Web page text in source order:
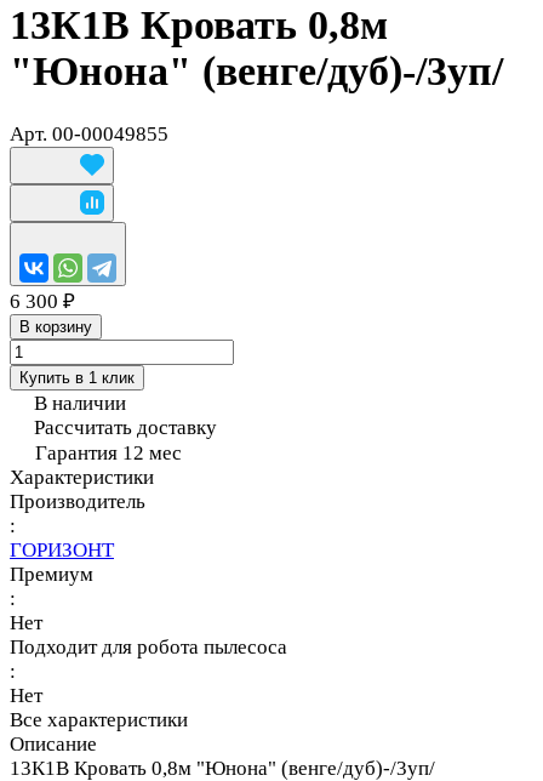
13К1В Кровать 0,8м
"Юнона" (венге/дуб)-/3уп/
Арт. 00-00049855
6 300 ₽
В корзину
Купить в 1 клик
В наличии
Рассчитать доставку
Гарантия 12 мес
Характеристики
Производитель
:
ГОРИЗОНТ
Премиум
:
Нет
Подходит для робота пылесоса
:
Нет
Все характеристики
Описание
13К1В Кровать 0,8м "Юнона" (венге/дуб)-/3уп/